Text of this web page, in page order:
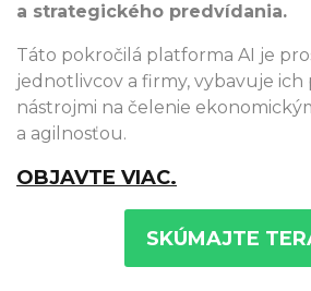
a strategického predvídania.
Táto pokročilá platforma AI je
jednotlivcov a firmy, vybavuje
nástrojmi na čelenie
a agilnosťou.
OBJAVTE VIAC.
SKÚMAJTE